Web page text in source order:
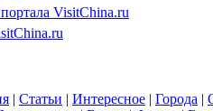
VisitChina.ru
| Статьи | Интересное | Города |